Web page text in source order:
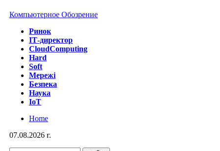
Компьютерное Обозрение
Ринок
IТ-директор
CloudComputing
Hard
Soft
Мережі
Безпека
Наука
IoT
Home
07.08.2026 г.